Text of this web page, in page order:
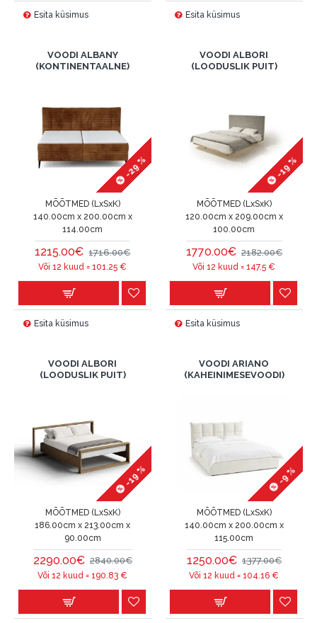
Esita küsimus Esita küsimus
VOODI ALBANY
(KONTINENTAALNE)
-29 %
MÕÕTMED (LxSxK)
140.00cm x 200.00cm x
114.00cm
1215.00€ 1716.00€
Või 12 kuud =101.25 €
Esita küsimus
VOODI ALBORI
(LOODUSLIK PUIT)
-19 %
MÕÕTMED (LxSxK)
120.00cm x 209.00cm x
100.00cm
1770.00€ 2182.00€
Või 12 kuud =147.5 €
Esita küsimus
VOODI ALBORI
(LOODUSLIK PUIT)
-19 %
MÕÕTMED (LxSxK)
186.00cm x 213.00cm x
90.00cm
2290.00€ 2840.00€
Või 12 kuud =190.83 €
VOODI ARIANO
(KAHEINIMESEVOODI)
-9 %
MÕÕTMED (LxSxK)
140.00cm x 200.00cm x
115.00cm
1250.00€ 1377.00€
Või 12 kuud =104.16 €